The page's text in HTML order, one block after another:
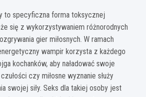
to specyficzna forma toksycznej
się z wykorzystywaniem różnorodnych
gier miłosnych. W ramach
wampir korzysta z każdego
kochanków, aby naładować swoje
czy miłosne wyznanie służy
swojej siły. Seks dla takiej osoby jest